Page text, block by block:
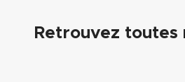
Retrouvez